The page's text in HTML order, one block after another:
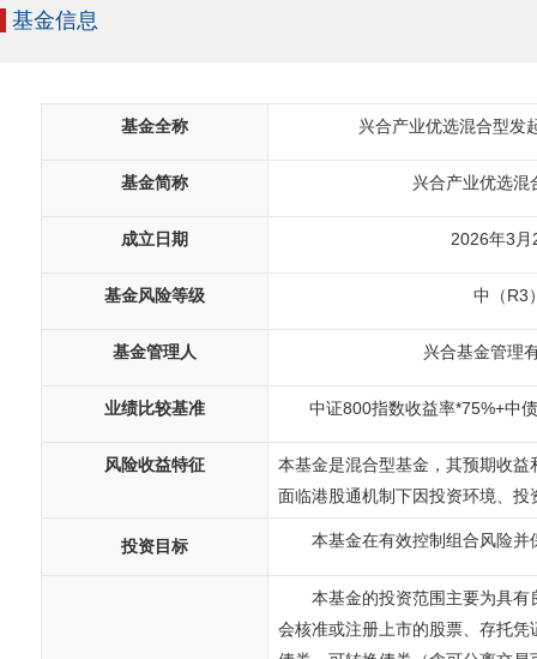
基金信息
基金全称 兴合产业优选混合型发
基金简称 兴合产业优选混
成立日期 2026年3月
基金风险等级 中（R3
基金管理人 兴合基金管理
业绩比较基准 中证800指数收益率*75%+中
风险收益特征
本基金是混合型基金，其预期收
面临港股通机制下因投资环境、
投资目标 本基金在有效控制组合风险
本基金的投资范围主要为具
会核准或注册上市的股票、存托